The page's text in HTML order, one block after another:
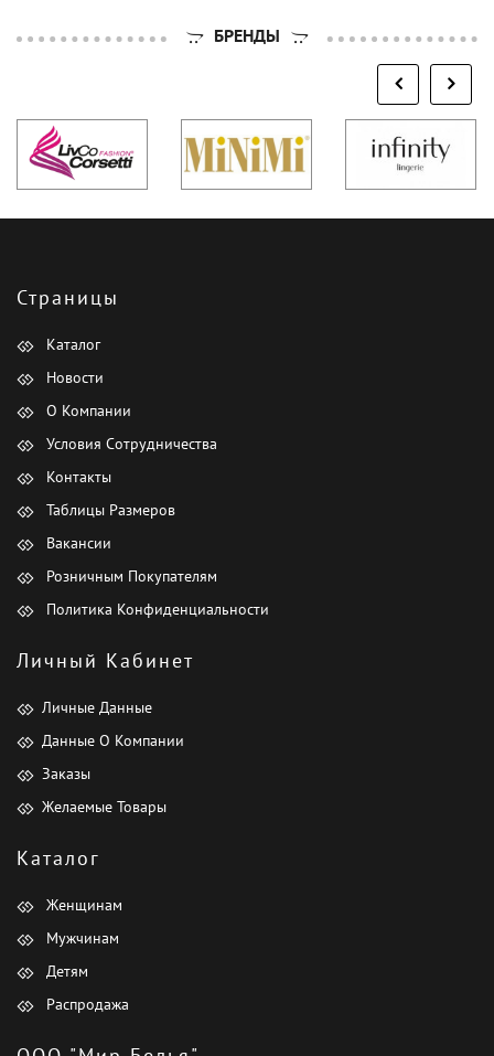
БРЕНДЫ
Страницы
Каталог
Новости
О Компании
Условия Сотрудничества
Контакты
Таблицы Размеров
Вакансии
Розничным Покупателям
Политика Конфиденциальности
Личный Кабинет
Личные Данные
Данные О Компании
Заказы
Желаемые Товары
Каталог
Женщинам
Мужчинам
Детям
Распродажа